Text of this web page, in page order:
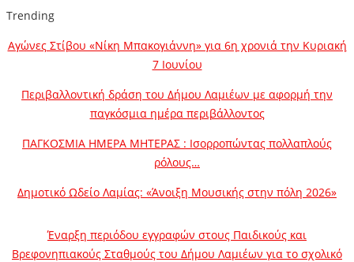
Trending
Αγώνες Στίβου «Νίκη Μπακογιάννη» για 6η χρονιά την Κυριακή
7 Ιουνίου
Περιβαλλοντική δράση του Δήμου Λαμιέων με αφορμή την
παγκόσμια ημέρα περιβάλλοντος
ΠΑΓΚΟΣΜΙΑ ΗΜΕΡΑ ΜΗΤΕΡΑΣ : Ισορροπώντας πολλαπλούς
ρόλους…
Δημοτικό Ωδείο Λαμίας: «Άνοιξη Μουσικής στην πόλη 2026»
Έναρξη περιόδου εγγραφών στους Παιδικούς και
Βρεφονηπιακούς Σταθμούς του Δήμου Λαμιέων για το σχολικό